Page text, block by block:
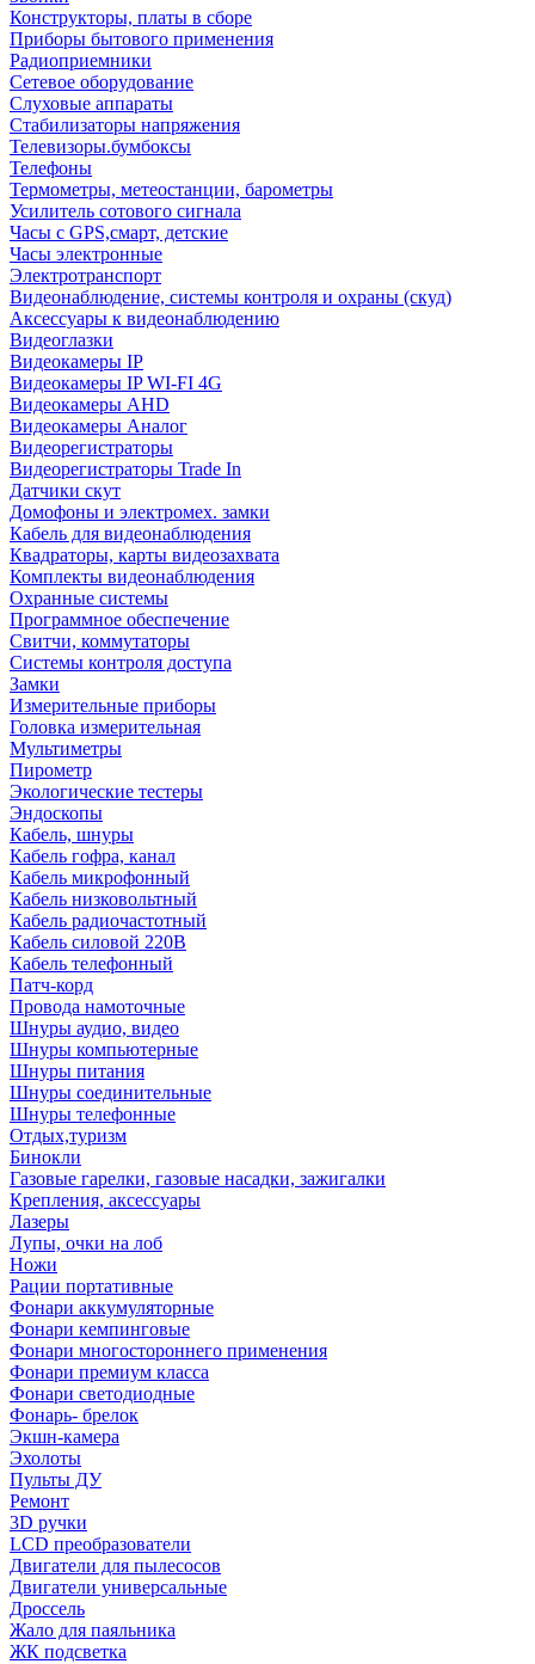
Конструкторы, платы в сборе
Приборы бытового применения
Радиоприемники
Сетевое оборудование
Слуховые аппараты
Стабилизаторы напряжения
Телевизоры.бумбоксы
Телефоны
Термометры, метеостанции, барометры
Усилитель сотового сигнала
Часы с GPS,смарт, детские
Часы электронные
Электротранспорт
Видеонаблюдение, системы контроля и охраны (скуд)
Аксессуары к видеонаблюдению
Видеоглазки
Видеокамеры IP
Видеокамеры IP WI-FI 4G
Видеокамеры AHD
Видеокамеры Аналог
Видеорегистраторы
Видеорегистраторы Trade In
Датчики скут
Домофоны и электромех. замки
Кабель для видеонаблюдения
Квадраторы, карты видеозахвата
Комплекты видеонаблюдения
Охранные системы
Программное обеспечение
Свитчи, коммутаторы
Системы контроля доступа
Замки
Измерительные приборы
Головка измерительная
Мультиметры
Пирометр
Экологические тестеры
Эндоскопы
Кабель, шнуры
Кабель гофра, канал
Кабель микрофонный
Кабель низковольтный
Кабель радиочастотный
Кабель силовой 220В
Кабель телефонный
Патч-корд
Провода намоточные
Шнуры аудио, видео
Шнуры компьютерные
Шнуры питания
Шнуры соединительные
Шнуры телефонные
Отдых,туризм
Бинокли
Газовые гарелки, газовые насадки, зажигалки
Крепления, аксессуары
Лазеры
Лупы, очки на лоб
Ножи
Рации портативные
Фонари аккумуляторные
Фонари кемпинговые
Фонари многостороннего применения
Фонари премиум класса
Фонари светодиодные
Фонарь- брелок
Экшн-камера
Эхолоты
Пульты ДУ
Ремонт
3D ручки
LCD преобразователи
Двигатели для пылесосов
Двигатели универсальные
Дроссель
Жало для паяльника
ЖК подсветка